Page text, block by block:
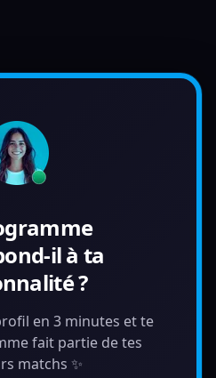
il à ta
?
en 3 minutes et te
fait partie de tes
matchs ✨